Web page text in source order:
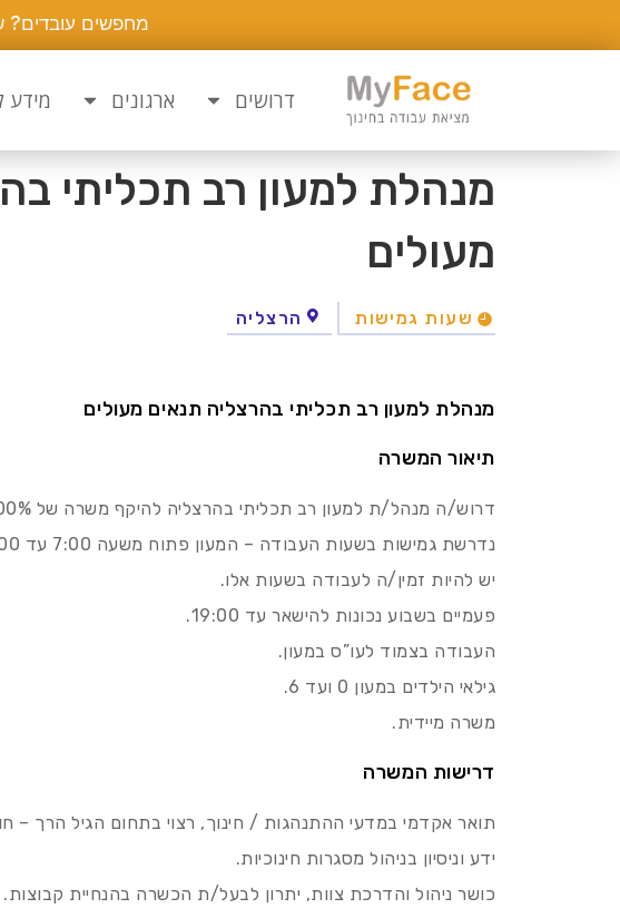
מחפשים עובדים?
דרושים ארגונים מידע
מנהלת למעון רב תכליתי
מעולים
שעות גמישות הרצליה
מנהלת למעון רב תכליתי בהרצליה תנאים מעולים
תיאור המשרה
דרוש/ה מנהל/ת למעון רב תכליתי בהרצליה להיקף משרה של 100%.
נדרשת גמישות בשעות העבודה – המעון פתוח משעה 7:00 עד 19:00.
יש להיות זמין/ה לעבודה בשעות אלו.
פעמיים בשבוע נכונות להישאר עד 19:00.
העבודה בצמוד לעו”ס במעון.
גילאי הילדים במעון 0 ועד 6.
משרה מיידית.
דרישות המשרה
תואר אקדמי במדעי ההתנהגות / חינוך, רצוי בתחום הגיל הרך –
ידע וניסיון בניהול מסגרות חינוכיות.
כושר ניהול והדרכת צוות, יתרון לבעל/ת הכשרה בהנחיית קבוצות.